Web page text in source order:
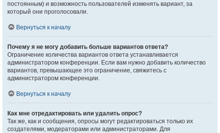
постоянным) и возможность пользователей изменять вариант, за
который они проголосовали.
Вернуться к началу
Почему я не могу добавить больше вариантов ответа?
Ограничение количества вариантов ответа устанавливается
администратором конференции. Если вам нужно добавить количество
вариантов, превышающее это ограничение, свяжитесь с
администратором конференции.
Вернуться к началу
Как мне отредактировать или удалить опрос?
Так же, как и сообщения, опросы могут редактироваться только их
создателями, модераторами или администраторами. Для